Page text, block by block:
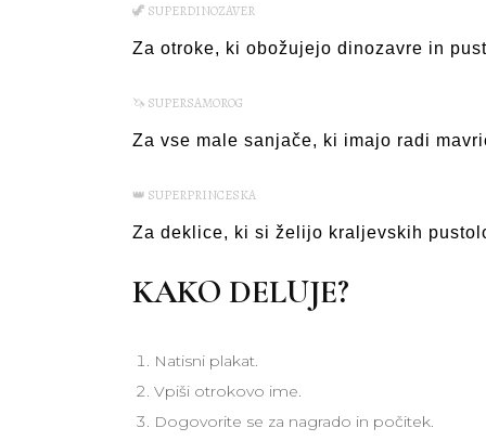
🦖 SUPERDINOZAVER
Za otroke, ki obožujejo dinozavre in
🦄 SUPERSAMOROG
Za vse male sanjače, ki imajo radi
👑 SUPERPRINCESKA
Za deklice, ki si želijo kraljevskih
KAKO DELUJE?
Natisni plakat.
Vpiši otrokovo ime.
Dogovorite se za nagrado in počitek.